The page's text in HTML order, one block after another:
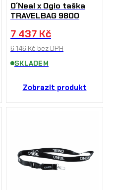
O´Neal x Ogio taška
TRAVELBAG 9800
7 437 Kč
6 146 Kč bez DPH
SKLADEM
Zobrazit produkt